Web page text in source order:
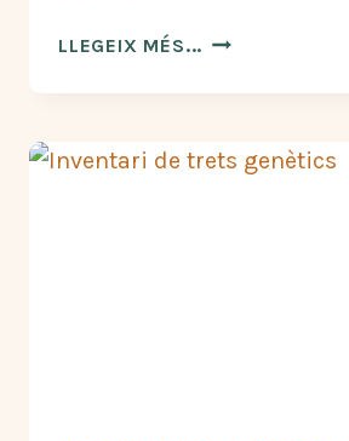
LLEGEIX MÉS... MODEL
TRANSCRIPCIÓ
TRADUCCIÓ